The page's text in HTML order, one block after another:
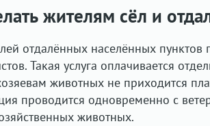
жителям сёл и
отдалённых населённых
Такая услуга оплачивается
животных не приходится
проводится одновременно с
животных.